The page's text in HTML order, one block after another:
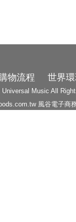
物流程 世界
Music All
風谷電子商